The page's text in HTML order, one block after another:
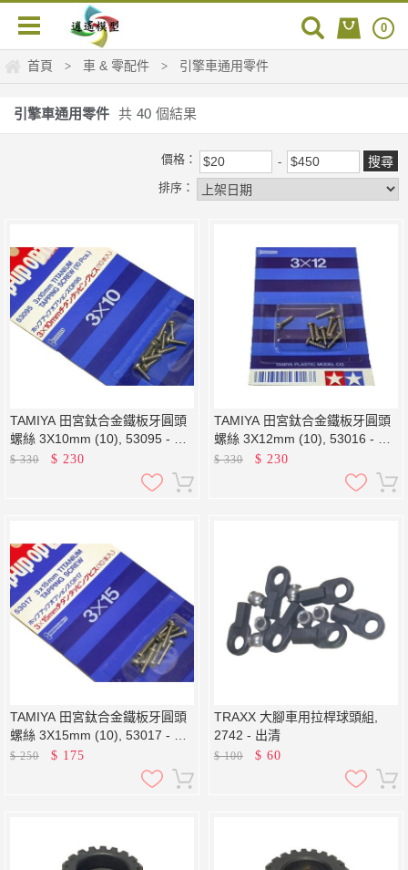
0
首頁 > 車 & 零配件 > 引擎車通用零件
引擎車通用零件 共 40 個結果
價格：
排序：
TAMIYA 田宮鈦合金鐵板牙圓頭
螺絲 3X10mm (10), 53095 - 出
清
$330 $ 230
TAMIYA 田宮鈦合金鐵板牙圓頭
螺絲 3X12mm (10), 53016 - 出
清
$330 $ 230
TAMIYA 田宮鈦合金鐵板牙圓頭
螺絲 3X15mm (10), 53017 - 出
清
$250 $ 175
TRAXX 大腳車用拉桿球頭組,
2742 - 出清
$100 $ 60